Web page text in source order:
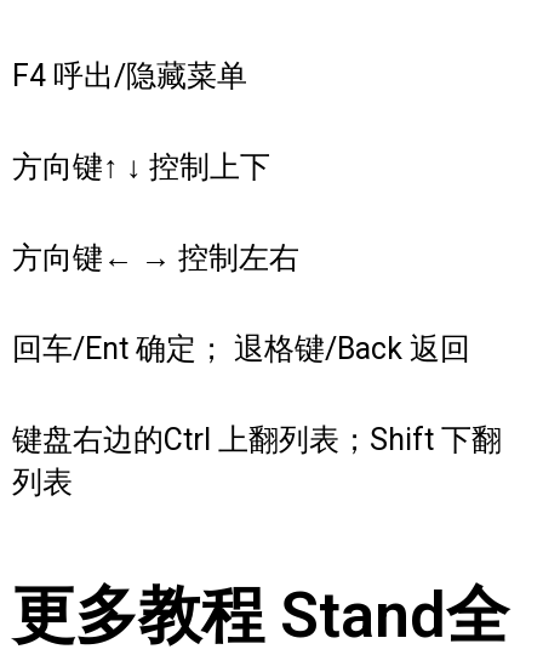
F4 呼出/隐藏菜单
方向键↑ ↓ 控制上下
方向键← → 控制左右
回车/Ent 确定； 退格键/Back 返回
键盘右边的Ctrl 上翻列表；Shift 下翻
列表
更多教程 Stand全